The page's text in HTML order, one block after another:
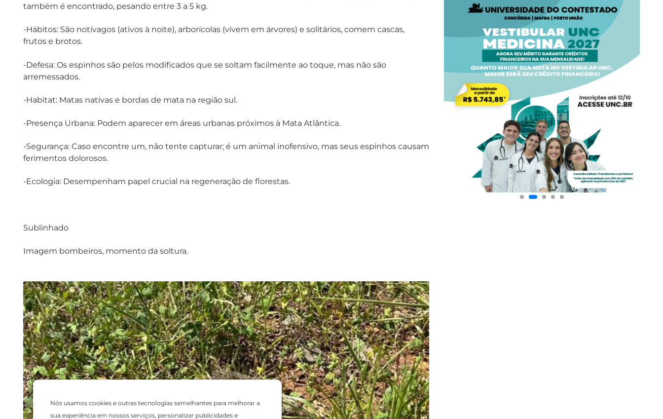
Nós usamos cookies e outras tecnologias semelhantes para melhorar a
sua experiência em nossos serviços, personalizar publicidades e
também é encontrado, pesando entre 3 a 5 kg.
-Hábitos: São notívagos (ativos à noite), arborícolas (vivem em árvores) e solitários, comem cascas,
frutos e brotos.
-Defesa: Os espinhos são pelos modificados que se soltam facilmente ao toque, mas não são
arremessados.
-Habitat: Matas nativas e bordas de mata na região sul.
-Presença Urbana: Podem aparecer em áreas urbanas próximos à Mata Atlântica.
-Segurança: Caso encontre um, não tente capturar; é um animal inofensivo, mas seus espinhos causam
ferimentos dolorosos.
-Ecologia: Desempenham papel crucial na regeneração de florestas.
Sublinhado
Imagem bombeiros, momento da soltura.